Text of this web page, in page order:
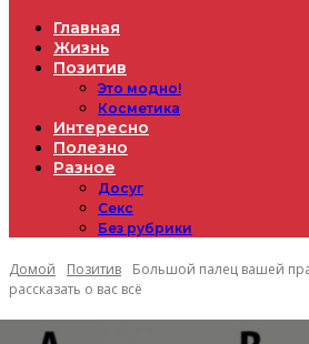
Главная
Жизнь
Позитив
Это модно!
Косметика
Интересно
Полезно
Разное
Досуг
Секс
Без рубрики
Домой Позитив
Большой палец вашей
рассказать о вас всё